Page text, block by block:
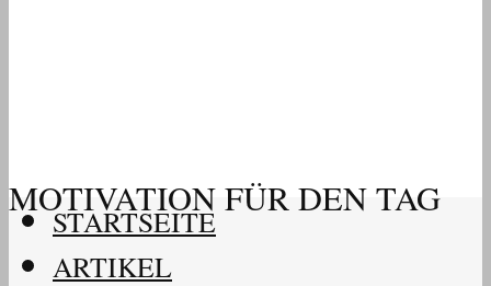
MOTIVATION FÜR DEN TAG
STARTSEITE
ARTIKEL